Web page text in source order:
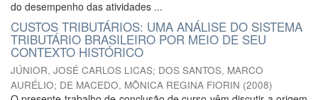
do desempenho das atividades ...
CUSTOS TRIBUTÁRIOS: UMA ANÁLISE DO SISTEMA
TRIBUTÁRIO BRASILEIRO POR MEIO DE SEU
CONTEXTO HISTÓRICO
JÚNIOR, JOSÉ CARLOS LICAS; DOS SANTOS, MARCO
AURÉLIO; DE MACEDO, MÔNICA REGINA FIORIN (2008)